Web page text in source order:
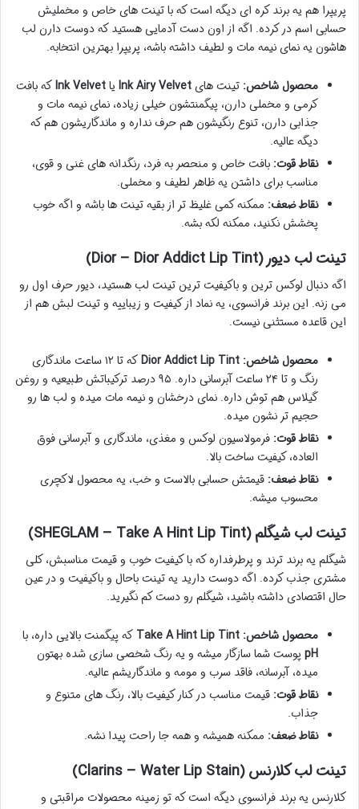
پریپرا هم یه برند کره ای دیگه است که با تینت های خاص و مخملیش
حسابی اسم در کرده. اگه از اون دست آدمایی هستید که دوست دارن لب
هاشون یه نمای نیمه مات و لطیف داشته باشه، پریپرا بهترین انتخابه.
محصول شاخص: تینت هایInk Airy VelvetیاInk Velvetکه بافت
کرمی و مخملی دارن، پیگمنتشون خیلی زیاده، نمای نیمه مات و
جذابی دارن، تنوع رنگیشون هم حرف نداره و ماندگاریشون هم که
دیگه عالیه.
نقاط قوت: بافت خاص و منحصر به فرد، رنگدانه های غنی و قوی،
مناسب برای داشتن یه ظاهر لطیف و مخملی.
نقاط ضعف: ممکنه کمی غلیظ تر از بقیه تینت ها باشه و اگه خوب
پخشش نکنید، ممکنه لکه بشه.
تینت لب دیور (Dior – Dior Addict Lip Tint)
اگه دنبال لوکس ترین و باکیفیت ترین تینت لب هستید، دیور حرف اول رو
می زنه. این برند فرانسوی، یه نماد از کیفیت و زیباییه و تینت لبش هم از
این قاعده مستثنی نیست.
محصول شاخص: Dior Addict Lip Tint
که تا ۱۲ ساعت ماندگاری
رنگ و تا ۲۴ ساعت آبرسانی داره. ۹۵ درصد ترکیباتش طبیعیه و روغن
گیلاس هم توش داره. نمای درخشان و نیمه مات میده و لب ها رو
حجیم تر نشون میده.
نقاط قوت: فرمولاسیون لوکس و مغذی، ماندگاری و آبرسانی فوق
العاده، کیفیت ساخت بالا.
نقاط ضعف: قیمتش حسابی بالاست و خب، یه محصول لاکچری
محسوب میشه.
تینت لب شیگلم (SHEGLAM – Take A Hint Lip Tint)
شیگلم یه برند ترند و پرطرفداره که با کیفیت خوب و قیمت مناسبش، کلی
مشتری جذب کرده. اگه دوست دارید یه تینت باحال و باکیفیت و در عین
حال اقتصادی داشته باشید، شیگلم رو دست کم نگیرید.
محصول شاخص: Take A Hint Lip Tint که پیگمنت بالایی داره، با
pHپوست شما سازگار میشه و یه رنگ شخصی سازی شده بهتون
میده، آبرسانه، فاقد سرب و مومه و ماندگاریشم عالیه.
نقاط قوت: قیمت مناسب در کنار کیفیت بالا، رنگ های متنوع و
جذاب.
نقاط ضعف: ممکنه همیشه و همه جا راحت پیدا نشه.
تینت لب کلارنس (Clarins – Water Lip Stain)
کلارنس یه برند فرانسوی دیگه است که تو زمینه محصولات مراقبتی و